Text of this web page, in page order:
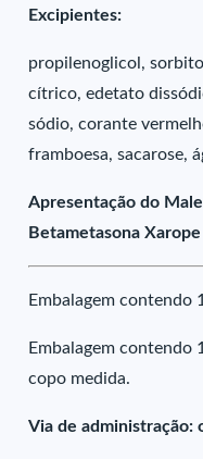
Excipientes:
propilenoglicol,
cítrico, edetato
sódio, corante
framboesa, sacarose,
Apresentação do
Betametasona
Embalagem contendo
Embalagem contendo
copo medida.
Via de administração: